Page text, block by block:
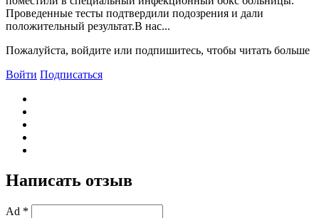
Проведенные тесты подтвердили подозрения и дали
положительный результат.В нас...
Пожалуйста, войдите или подпишитесь, чтобы читать больше
Войти Подписаться
Написать отзыв
Ad *